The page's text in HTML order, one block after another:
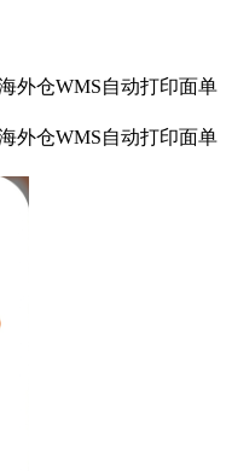
外仓WMS自动打印面单
外仓WMS自动打印面单